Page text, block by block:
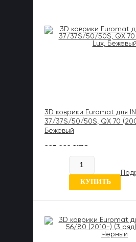
3D коврики Euromat для
37/37S/50/50S, QX 70
Бежевый
885 989 UZS
В наличии
7 отзывов
КУПИТЬ